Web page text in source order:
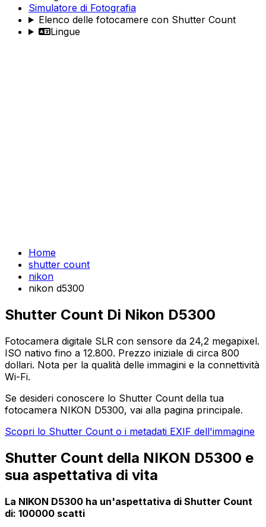
Simulatore di Fotografia
Elenco delle fotocamere con Shutter Count
Lingue
Home
shutter count
nikon
nikon d5300
Shutter Count Di Nikon D5300
Fotocamera digitale SLR con sensore da 24,2 megapixel.
ISO nativo fino a 12.800. Prezzo iniziale di circa 800
dollari. Nota per la qualità delle immagini e la connettività
Wi-Fi.
Se desideri conoscere lo Shutter Count della tua
fotocamera NIKON D5300, vai alla pagina principale.
Scopri lo Shutter Count o i metadati EXIF dell'immagine
Shutter Count della NIKON D5300 e
sua aspettativa di vita
La NIKON D5300 ha un'aspettativa di Shutter Count
di: 100000 scatti